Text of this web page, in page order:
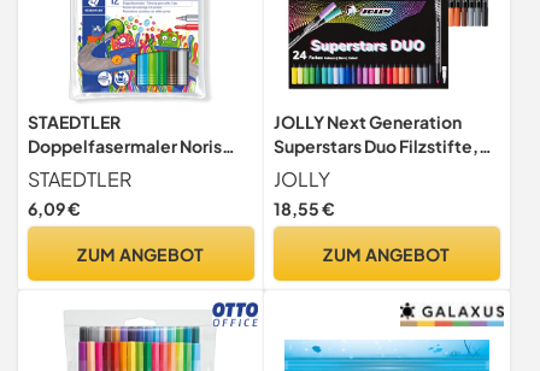
STAEDTLER
Doppelfasermaler Noris
Club, stabile,
eindrucksichere Spitze,
auswaschbar, Strichbreite
sortierten
NWP12, 12 Stück (1er Pack)
STAEDTLER
6,09 €
ZUM ANGEBOT
JOLLY Next Generation
Superstars Duo Filzstifte,
Hochwertige
auswaschbare Fasermaler
mit zwei Spitzen,
Spitze, Schwarzes Design,
JOLLY
18,55 €
ZUM ANGEBOT